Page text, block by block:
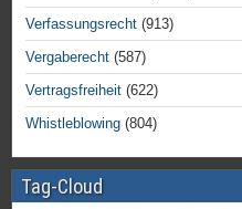
Verfassungsrecht (913)
Vergaberecht (587)
Vertragsfreiheit (622)
Whistleblowing (804)
Tag-Cloud